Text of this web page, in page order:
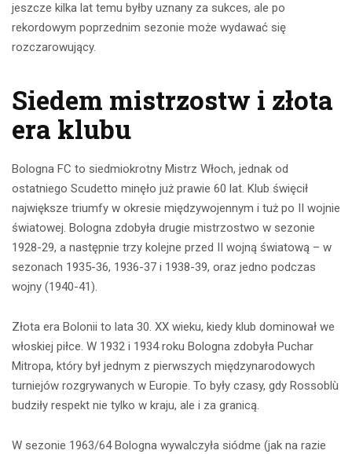
jeszcze kilka lat temu byłby uznany za sukces, ale po
rekordowym poprzednim sezonie może wydawać się
rozczarowujący.
Siedem mistrzostw i złota
era klubu
Bologna FC to siedmiokrotny Mistrz Włoch, jednak od
ostatniego Scudetto minęło już prawie 60 lat. Klub święcił
największe triumfy w okresie międzywojennym i tuż po II wojnie
światowej. Bologna zdobyła drugie mistrzostwo w sezonie
1928-29, a następnie trzy kolejne przed II wojną światową – w
sezonach 1935-36, 1936-37 i 1938-39, oraz jedno podczas
wojny (1940-41).
Złota era Bolonii to lata 30. XX wieku, kiedy klub dominował we
włoskiej piłce. W 1932 i 1934 roku Bologna zdobyła Puchar
Mitropa, który był jednym z pierwszych międzynarodowych
turniejów rozgrywanych w Europie. To były czasy, gdy Rossoblù
budziły respekt nie tylko w kraju, ale i za granicą.
W sezonie 1963/64 Bologna wywalczyła siódme (jak na razie